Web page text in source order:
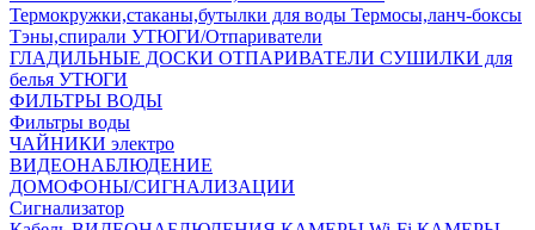
Термокружки,стаканы,бутылки для воды Термосы,ланч-боксы
Тэны,спирали УТЮГИ/Отпариватели
ГЛАДИЛЬНЫЕ ДОСКИ ОТПАРИВАТЕЛИ СУШИЛКИ для
белья УТЮГИ
ФИЛЬТРЫ ВОДЫ
Фильтры воды
ЧАЙНИКИ электро
ВИДЕОНАБЛЮДЕНИЕ
ДОМОФОНЫ/СИГНАЛИЗАЦИИ
Сигнализатор